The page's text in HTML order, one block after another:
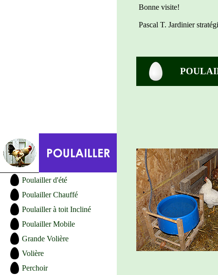
Poulailler d'été
Poulailler Chauffé
Poulailler à toit Incliné
Poulailler Mobile
Grande Volière
Volière
Perchoir
Bonne visite!
Pascal T. Jardinier